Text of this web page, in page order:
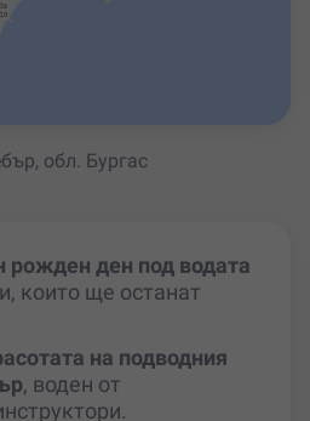
обл. Бургас
рожден ден под водата
които ще останат
на подводния
, воден от